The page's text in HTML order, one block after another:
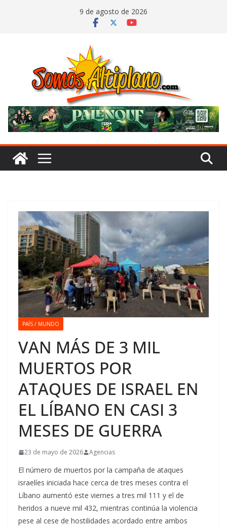
9 de agosto de 2026
PAÍS / MUNDO
VAN MÁS DE 3 MIL
MUERTOS POR
ATAQUES DE ISRAEL EN
EL LÍBANO EN CASI 3
MESES DE GUERRA
23 de mayo de 2026 Agencias
El número de muertos por la campaña de ataques
israelíes iniciada hace cerca de tres meses contra el
Líbano aumentó este viernes a tres mil 111 y el de
heridos a nueve mil 432, mientras continúa la violencia
pese al cese de hostilidades acordado entre ambos